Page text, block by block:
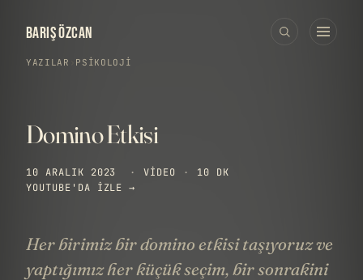
BARIŞ ÖZCAN
YAZILAR PSIKOLOJI
Domino Etkisi
10 ARALIK 2023 · VIDEO ·
10 DK
YOUTUBE'DA IZLE →
Her birimiz bir domino etkisi taşıyoruz ve
yaptığımız her küçük seçim, bir sonrakini